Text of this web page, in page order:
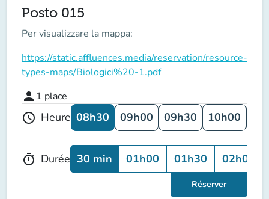
Posto 015
Per visualizzare la mappa:
https://static.affluences.media/reservation/resource-
types-maps/Biologici%20-1.pdf
person 1 place
schedule Heure 08h30 09h00 09h30 10h00
timer Durée 30 min 01h00 01h30 02h00
Réserver